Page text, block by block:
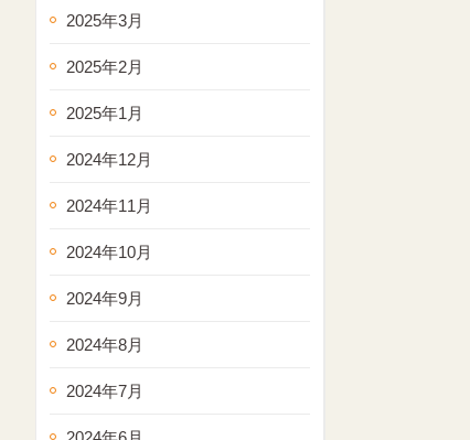
2025年3月
2025年2月
2025年1月
2024年12月
2024年11月
2024年10月
2024年9月
2024年8月
2024年7月